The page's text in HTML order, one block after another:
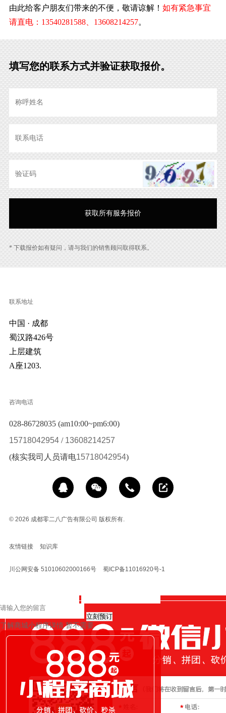
由此给客户朋友们带来的不便，敬请谅解！ 如有紧急事宜
请直电：13540281588、13608214257。
填写您的联系方式并验证获取报价。
* 下载报价如有疑问，请与我们的销售顾问取得联系。
联系地址
中国 · 成都
蜀汉路426号
上层建筑
A座1203.
咨询电话
028-86728035 (am10:00~pm6:00)
15718042954/ 13608214257
(核实我司人员请电15718042954)
© 2026 成都零二八广告有限公司 版权所有.
友情链接 知识库
川公网安备 51010602000166号 蜀ICP备11016920号-1
立刻预订
了解商城小程序详情 暂不需要